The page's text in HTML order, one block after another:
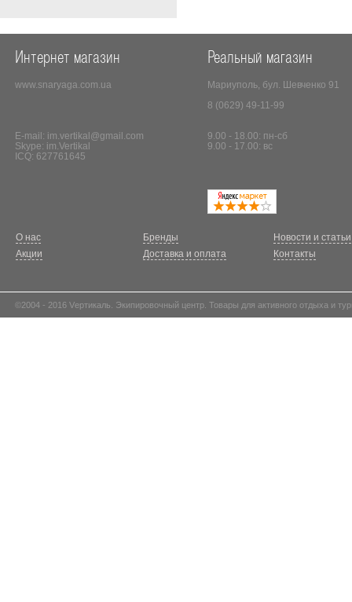
Интернет магазин
www.snaryaga.com.ua
E-mail: im.vertikal@gmail.com
Skype: im.Vertikal
ICQ: 627761645
Реальный магазин
Мариуполь, бул. Шевченко 91
8 (0629) 49-11-99
9.00 - 18.00: пн-сб
9.00 - 17.00: вс
О нас Бренды
Новости и статьи
Акции
Доставка и оплата Контакты
©2004 - 2016 Vертикаль. Экипировочный центр. Товары для активного отдыха и